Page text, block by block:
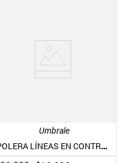
Umbrale
POLERA LÍNEAS EN CONTRASTE CON MANGA CAÍDA